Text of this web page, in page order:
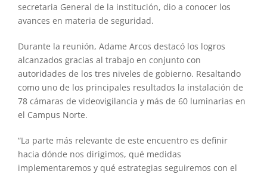
secretaria General de la institución, dio a conocer los
avances en materia de seguridad.
Durante la reunión, Adame Arcos destacó los logros
alcanzados gracias al trabajo en conjunto con
autoridades de los tres niveles de gobierno. Resaltando
como uno de los principales resultados la instalación de
78 cámaras de videovigilancia y más de 60 luminarias en
el Campus Norte.
“La parte más relevante de este encuentro es definir
hacia dónde nos dirigimos, qué medidas
implementaremos y qué estrategias seguiremos con el